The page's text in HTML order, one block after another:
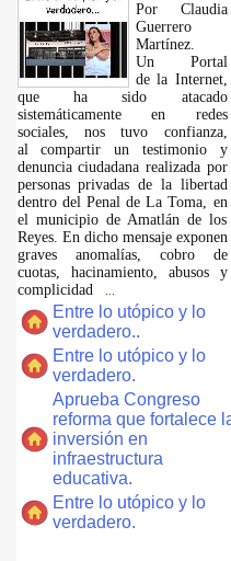
Por Claudia
Guerrero
Martínez.
​Un Portal
de la Internet,
que ha sido atacado
sistemáticamente en redes
sociales, nos tuvo confianza,
al compartir un testimonio y
denuncia ciudadana realizada por
personas privadas de la libertad
dentro del Penal de La Toma, en
el municipio de Amatlán de los
Reyes. En dicho mensaje exponen
graves anomalías, cobro de
cuotas, hacinamiento, abusos y
complicidad
Entre lo utópico y lo
verdadero..
Entre lo utópico y lo
verdadero.
Aprueba Congreso
reforma que fortalece
inversión en
infraestructura
educativa.
Entre lo utópico y lo
verdadero.